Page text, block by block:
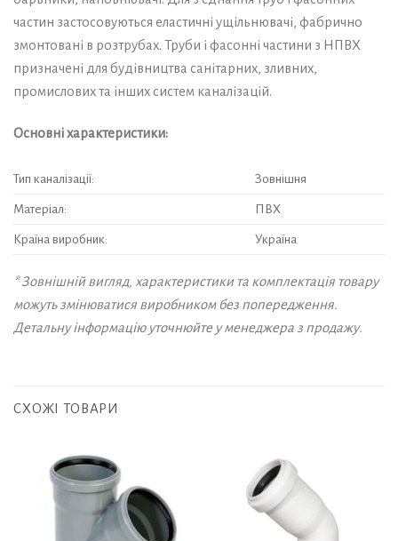
частин застосовуються еластичні ущільнювачі, фабрично
змонтовані в розтрубах. Труби і фасонні частини з НПВХ
призначені для будівництва санітарних, зливних,
промислових та інших систем каналізацій.
Основні характеристики:
Тип каналізації: Зовнішня
Матеріал: ПВХ
Країна виробник: Україна
* Зовнішній вигляд, характеристики та комплектація товару
можуть змінюватися виробником без попередження.
Детальну інформацію уточнюйте у менеджера з продажу.
СХОЖІ ТОВАРИ